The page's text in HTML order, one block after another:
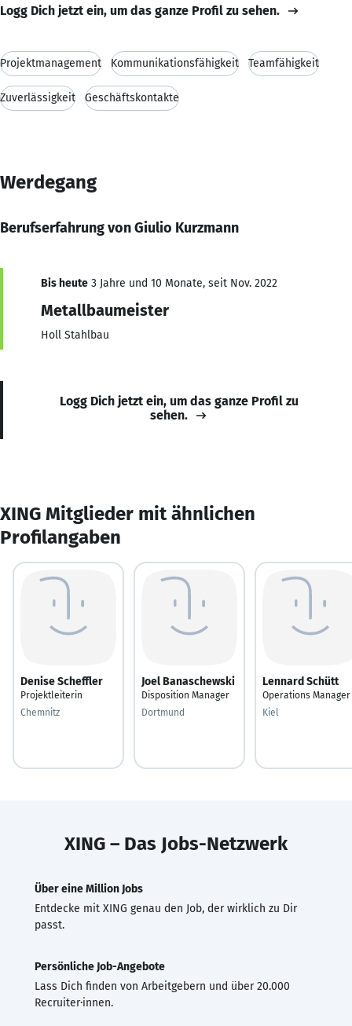
Logg Dich jetzt ein, um das ganze Profil zu sehen.
Projektmanagement Kommunikationsfähigkeit Teamfähigkeit
Zuverlässigkeit Geschäftskontakte
Werdegang
Berufserfahrung von Giulio Kurzmann
Bis heute 3 Jahre und 10 Monate, seit Nov. 2022
Metallbaumeister
Holl Stahlbau
Logg Dich jetzt ein, um das ganze Profil zu
sehen.
XING Mitglieder mit ähnlichen
Profilangaben
Denise Scheffler
Projektleiterin
Chemnitz
Joel Banaschewski
Disposition Manager
Dortmund
Lennard Schütt
Operations Manager
Kiel
XING – Das Jobs-Netzwerk
Über eine Million Jobs
Entdecke mit XING genau den Job, der wirklich zu Dir
passt.
Persönliche Job-Angebote
Lass Dich finden von Arbeitgebern und über 20.000
Recruiter·innen.